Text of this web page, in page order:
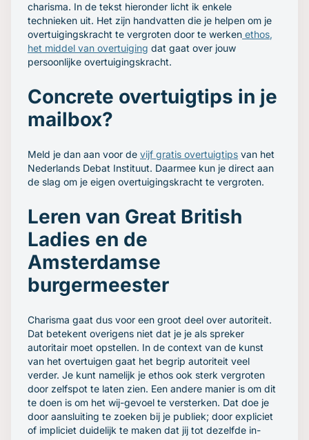
charisma. In de tekst hieronder licht ik enkele
technieken uit. Het zijn handvatten die je helpen om je
overtuigingskracht te vergroten door te werken ethos,
het middel van overtuiging dat gaat over jouw
persoonlijke overtuigingskracht.
Concrete overtuigtips in je
mailbox?
Meld je dan aan voor de vijf gratis overtuigtips van het
Nederlands Debat Instituut. Daarmee kun je direct aan
de slag om je eigen overtuigingskracht te vergroten.
Leren van Great British
Ladies en de
Amsterdamse
burgermeester
Charisma gaat dus voor een groot deel over autoriteit.
Dat betekent overigens niet dat je je als spreker
autoritair moet opstellen. In de context van de kunst
van het overtuigen gaat het begrip autoriteit veel
verder. Je kunt namelijk je ethos ook sterk vergroten
door zelfspot te laten zien. Een andere manier is om dit
te doen is om het wij-gevoel te versterken. Dat doe je
door aansluiting te zoeken bij je publiek; door expliciet
of impliciet duidelijk te maken dat jij tot dezelfde in-